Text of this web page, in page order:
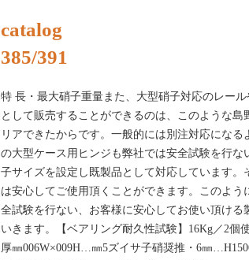
catalog
385/391
特 長・最大硝子重量また、大型硝子対応のレー
として販売することができるのは、このような島
リアできたからです。一般的には別注対応になる
の大型ケース用ヒンジも弊社では安全試験を行な
子サイズを設定し既製品として対応しています。
は安心してご使用頂くことができます。このよう
全試験を行ない、お客様に安心してお使い頂ける
いきます。【ベアリング耐久性試験】16Kg／2個
厚㎜006W×009H…㎜5ズイサ子硝奨推・6㎜